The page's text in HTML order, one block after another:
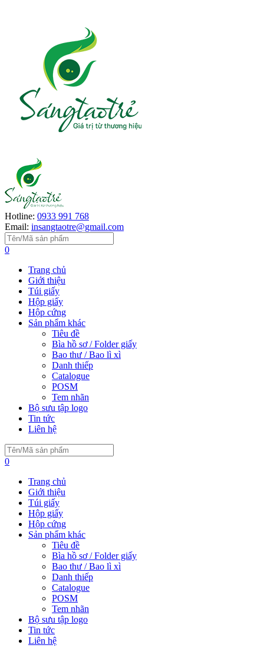
Hotline: 0933 991 768
Email: insangtaotre@gmail.com
0
Trang chủ
Giới thiệu
Túi giấy
Hộp giấy
Hộp cứng
Sản phẩm khác
Tiêu đề
Bìa hồ sơ / Folder giấy
Bao thư / Bao lì xì
Danh thiếp
Catalogue
POSM
Tem nhãn
Bộ sưu tập logo
Tin tức
Liên hệ
0
Trang chủ
Giới thiệu
Túi giấy
Hộp giấy
Hộp cứng
Sản phẩm khác
Tiêu đề
Bìa hồ sơ / Folder giấy
Bao thư / Bao lì xì
Danh thiếp
Catalogue
POSM
Tem nhãn
Bộ sưu tập logo
Tin tức
Liên hệ